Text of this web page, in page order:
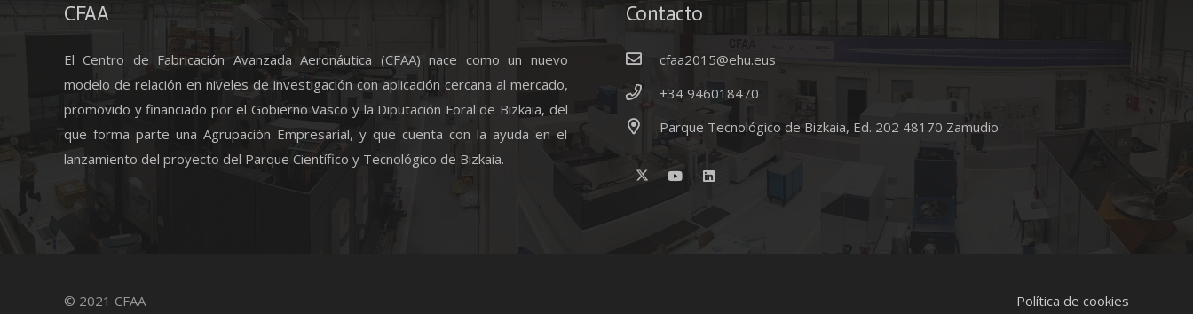
CFAA
El Centro de Fabricación Avanzada Aeronáutica (CFAA) nace como un nuevo
modelo de relación en niveles de investigación con aplicación cercana al mercado,
promovido y financiado por el Gobierno Vasco y la Diputación Foral de Bizkaia, del
que forma parte una Agrupación Empresarial, y que cuenta con la ayuda en el
lanzamiento del proyecto del Parque Científico y Tecnológico de Bizkaia.
Contacto
cfaa2015@ehu.eus
+34 946018470
Parque Tecnológico de Bizkaia, Ed. 202 48170 Zamudio
© 2021 CFAA Política de cookies